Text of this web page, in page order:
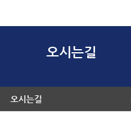
오시는길
오시는길